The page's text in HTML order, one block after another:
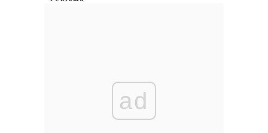
ad